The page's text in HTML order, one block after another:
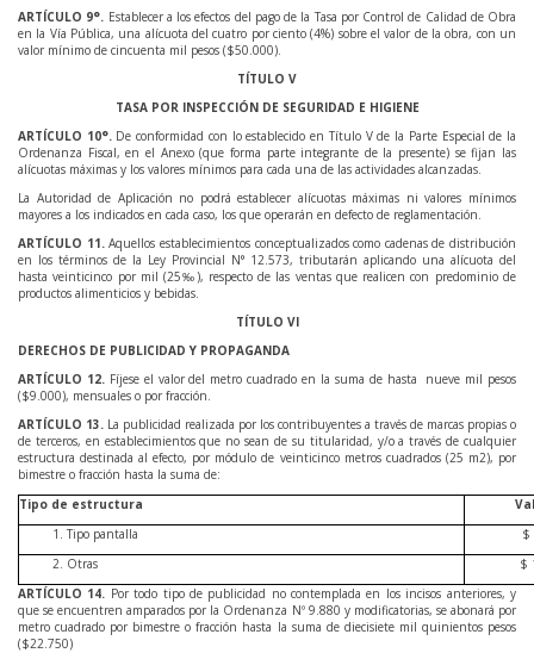
ARTÍCULO 9°. Establecer a los efectos del pago de la Tasa por Control de Calidad de Obra
en la Vía Pública, una alícuota del cuatro por ciento (4%) sobre el valor de la obra, con un
valor mínimo de cincuenta mil pesos ($50.000).
TÍTULO V
TASA POR INSPECCIÓN DE SEGURIDAD E HIGIENE
ARTÍCULO 10°. De conformidad con lo establecido en Título V de la Parte Especial de la
Ordenanza Fiscal, en el Anexo (que forma parte integrante de la presente) se fijan las
alícuotas máximas y los valores mínimos para cada una de las actividades alcanzadas.
La Autoridad de Aplicación no podrá establecer alícuotas máximas ni valores mínimos
mayores a los indicados en cada caso, los que operarán en defecto de reglamentación.
ARTÍCULO 11.Aquellos establecimientos conceptualizados como cadenas de distribución
en los términos de la Ley Provincial N° 12.573, tributarán aplicando una alícuota del
hasta veinticinco por mil (25‰), respecto de las ventas que realicen con predominio de
productos alimenticios y bebidas.
TÍTULO VI
DERECHOS DE PUBLICIDAD Y PROPAGANDA
ARTÍCULO 12. Fíjese el valor del metro cuadrado en la suma de hasta nueve mil pesos
($9.000), mensuales o por fracción.
ARTÍCULO 13. La publicidad realizada por los contribuyentes a través de marcas propias o
de terceros, en establecimientos que no sean de su titularidad, y/o a través de cualquier
estructura destinada al efecto, por módulo de veinticinco metros cuadrados (25 m2), por
bimestre o fracción hasta la suma de:
Tipo de estructura
Tipo pantalla
$
Otras
$
ARTÍCULO 14. Por todo tipo de publicidad no contemplada en los incisos anteriores, y
que se encuentren amparados por la Ordenanza Nº 9.880 y modificatorias, se abonará por
metro cuadrado por bimestre o fracción hasta la suma de diecisiete mil quinientos pesos
($22.750)